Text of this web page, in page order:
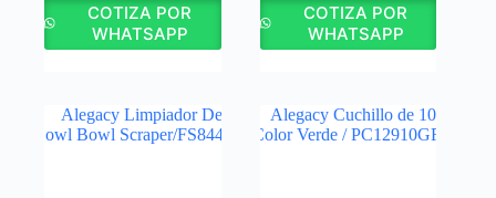
COTIZA POR
WHATSAPP
COTIZA POR
WHATSAPP